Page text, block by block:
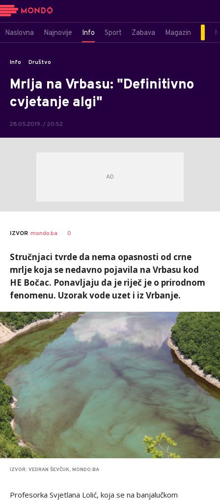
Naslovna Najnovije Info Sport Zabava Magazin
Info Društvo
Mrlja na Vrbasu: "Definitivno
cvjetanje algi"
28.05.2019. / 20:52
IZVOR mondo.ba 0
Stručnjaci tvrde da nema opasnosti od crne
mrlje koja se nedavno pojavila na Vrbasu kod
HE Bočac. Ponavljaju da je riječ je o prirodnom
fenomenu. Uzorak vode uzet i iz Vrbanje.
IZVOR: VEDRAN ŠEVČUK, MONDO.BA
Profesorka Svjetlana Lolić, koja se na banjalučkom